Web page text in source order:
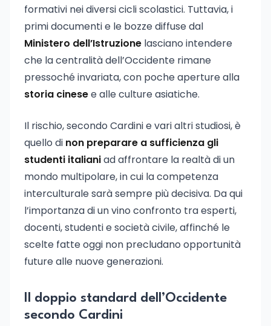
formativi nei diversi cicli scolastici. Tuttavia, i
primi documenti e le bozze diffuse dal
Ministero dell’Istruzione lasciano intendere
che la centralità dell’Occidente rimane
pressoché invariata, con poche aperture alla
storia cinesee alle culture asiatiche.
Il rischio, secondo Cardini e vari altri studiosi, è
quello di non preparare a sufficienza gli
studenti italianiad affrontare la realtà di un
mondo multipolare, in cui la competenza
interculturale sarà sempre più decisiva. Da qui
l’importanza di un vino confronto tra esperti,
docenti, studenti e società civile, affinché le
scelte fatte oggi non precludano opportunità
future alle nuove generazioni.
Il doppio standard dell’Occidente
secondo Cardini